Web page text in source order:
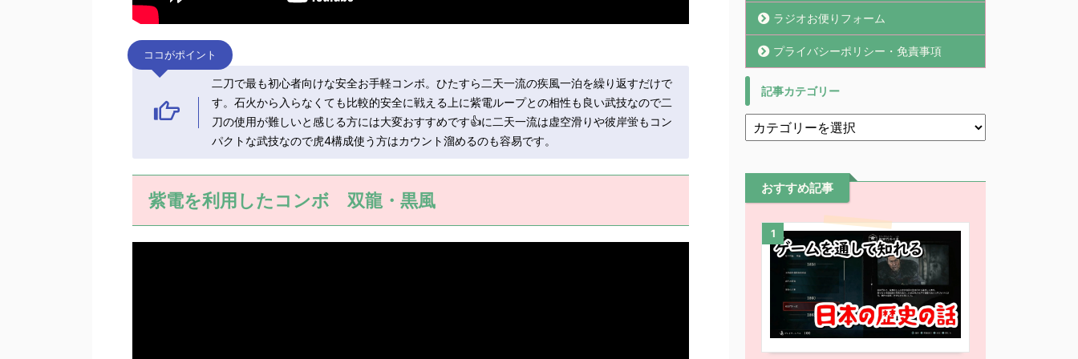
ココがポイント
二刀で最も初心者向けな安全お手軽コンボ。ひたすら二天一流の疾風一泊を繰り返すだけで
す。石火から入らなくても比較的安全に戦える上に紫電ループとの相性も良い武技なので二
刀の使用が難しいと感じる方には大変おすすめです👍に二天一流は虚空滑りや彼岸蛍もコン
パクトな武技なので虎4構成使う方はカウント溜めるのも容易です。
紫電を利用したコンボ 双龍・黒風
ラジオお便りフォーム
プライバシーポリシー・免責事項
記事カテゴリー
おすすめ記事
1